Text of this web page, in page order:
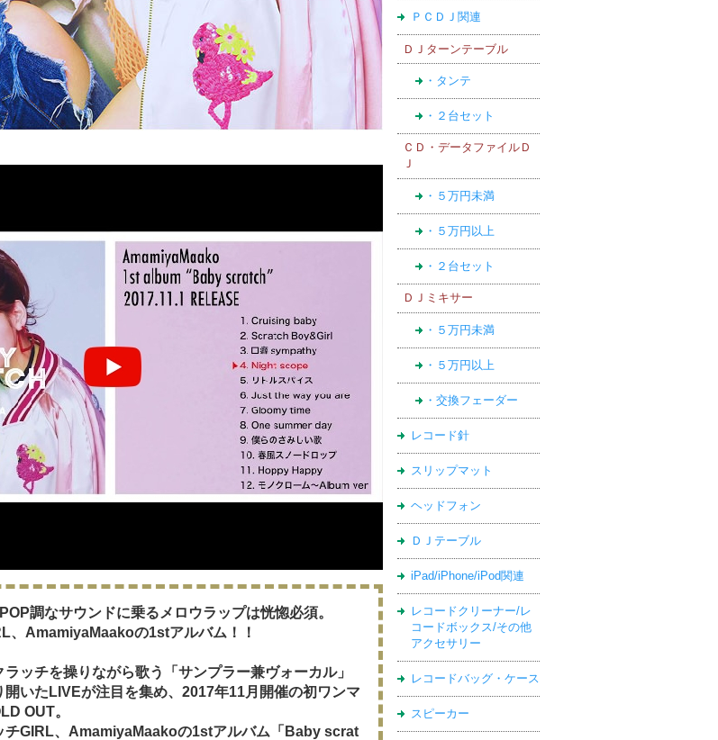
ＰＣＤＪ関連
ＤＪターンテーブル
・タンテ
・２台セット
ＣＤ・データファイルＤ
Ｊ
・５万円未満
・５万円以上
・２台セット
ＤＪミキサー
・５万円未満
・５万円以上
・交換フェーダー
レコード針
スリップマット
ヘッドフォン
ＤＪテーブル
iPad/iPhone/iPod関連
レコードクリーナー/レ
コードボックス/その他
アクセサリー
レコードバッグ・ケース
スピーカー
調なサウンドに乗るメロウラップは恍惚必須。
、AmamiyaMaakoの1stアルバム！！
ッチを操りながら歌う「サンプラー兼ヴォーカル」
いたLIVEが注目を集め、2017年11月開催の初ワンマ
OUT。
チGIRL、AmamiyaMaakoの1stアルバム「Baby scrat